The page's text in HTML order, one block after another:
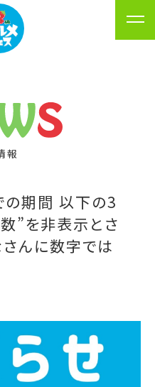
報
期間 以下の3
”を非表示とさ
んに数字では